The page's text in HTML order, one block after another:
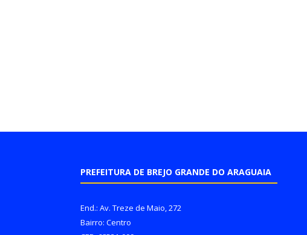
PREFEITURA DE BREJO GRANDE DO ARAGUAIA
End.: Av. Treze de Maio, 272
Bairro: Centro